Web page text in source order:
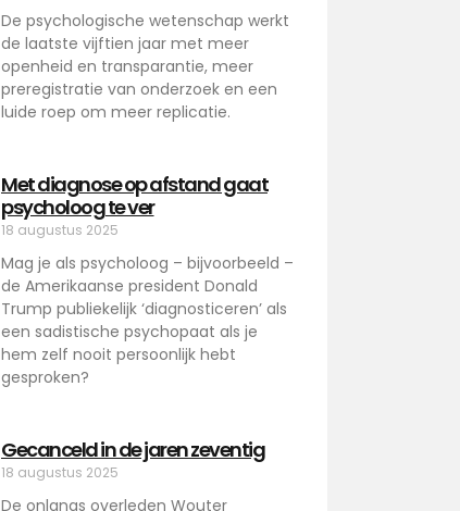
De psychologische wetenschap werkt
de laatste vijftien jaar met meer
openheid en transparantie, meer
preregistratie van onderzoek en een
luide roep om meer replicatie.
Met diagnose op afstand gaat
psycholoog te ver
18 augustus 2025
Mag je als psycholoog – bijvoorbeeld –
de Amerikaanse president Donald
Trump publiekelijk ‘diagnosticeren’ als
een sadistische psychopaat als je
hem zelf nooit persoonlijk hebt
gesproken?
Gecanceld in de jaren zeventig
18 augustus 2025
De onlangs overleden Wouter